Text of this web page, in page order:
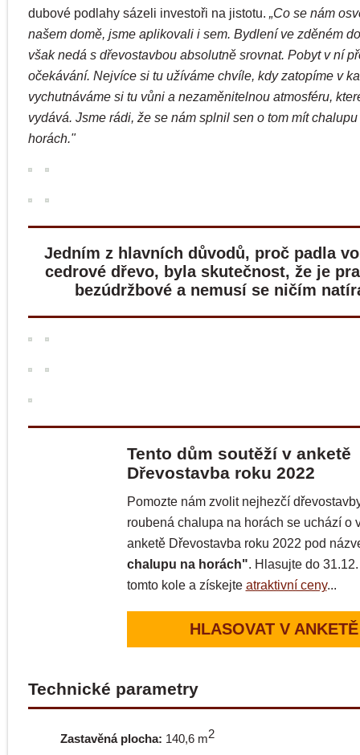
dubové podlahy sázeli investoři na jistotu. „Co se nám
našem domě, jsme aplikovali i sem. Bydlení ve zděném
však nedá s dřevostavbou absolutně srovnat. Pobyt v ní
očekávání. Nejvíce si tu užíváme chvíle, kdy zatopíme v
vychutnáváme si tu vůni a nezaměnitelnou atmosféru,
vydává. Jsme rádi, že se nám splnil sen o tom mít
horách."
Jedním z hlavních důvodů, proč padla
cedrové dřevo, byla skutečnost, že je
bezúdržbové a nemusí se ničím
Tento dům soutěží v anketě
Dřevostavba roku 2022
Pomozte nám zvolit nejhezčí
roubená chalupa na horách se uchází o
anketě Dřevostavba roku 2022 pod
chalupu na horách". Hlasujte do
tomto kole a získejte atraktivní ceny...
HLASOVAT V ANKETĚ
Technické parametry
Zastavěná plocha: 140,6 m2